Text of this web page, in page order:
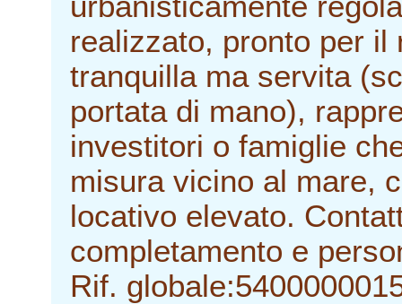
realizzato, pronto per il
tranquilla ma servita
portata di mano),
investitori o famiglie
misura vicino al mare,
locativo elevato.
completamento e
Rif.